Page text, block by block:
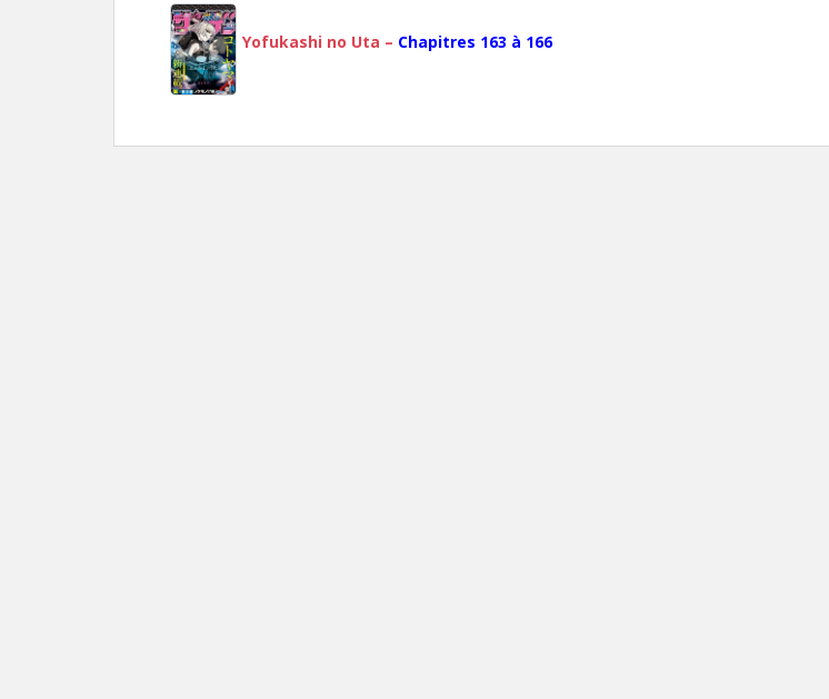
Yofukashi no Uta – Chapitres 163 à 166